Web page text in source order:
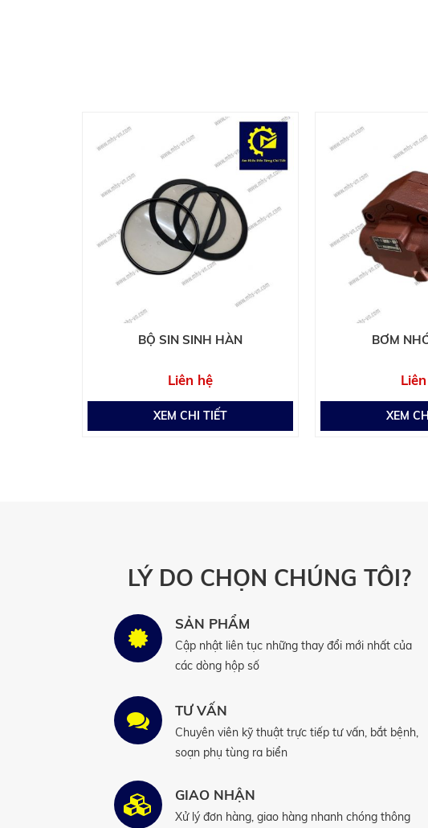
BỘ SIN SINH HÀN
Liên hệ
XEM CHI TIẾT
BƠM
XEM
LÝ DO CHỌN CHÚNG TÔI?
SẢN PHẨM
Cập nhật liên tục những thay đổi mới nhất của
các dòng hộp số
TƯ VẤN
Chuyên viên kỹ thuật trực tiếp tư vấn, bắt bệnh,
soạn phụ tùng ra biển
GIAO NHẬN
Xử lý đơn hàng, giao hàng nhanh chóng thông